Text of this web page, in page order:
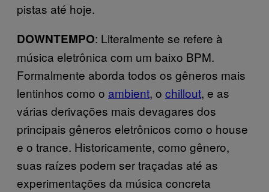
pistas até hoje.
DOWNTEMPO: Literalmente se refere à
música eletrônica com um baixo BPM.
Formalmente aborda todos os gêneros mais
lentinhos como o ambient, o chillout, e as
várias derivações mais devagares dos
principais gêneros eletrônicos como o house
e o trance. Historicamente, como gênero,
suas raízes podem ser traçadas até as
experimentações da música concreta